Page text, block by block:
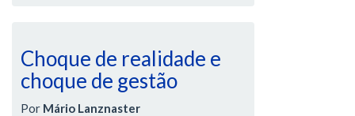
Choque de realidade e
choque de gestão
Por Mário Lanznaster